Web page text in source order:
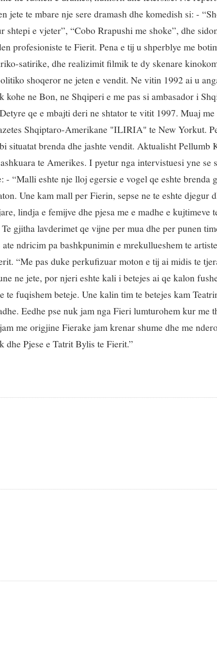
jete te mbare nje sere dramash dhe komedish si: -
e vjeter”, “Cobo Rrapushi me shoke”, dhe
profesioniste te Fierit. Pena e tij u shperblye me
satirike, dhe realizimit filmik te dy skenare
shoqeror ne jeten e vendit. Ne vitin 1992 ai u
ne Bon, ne Shqiperi e me pas si ambasador i
qe e mbajti deri ne shtator te vitit 1997. Muaj me
Shqiptaro-Amerikane "ILIRIA" te New Yorkut.
situatat brenda dhe jashte vendit. Aktualisht Pellumb
te Amerikes. I pyetur nga intervistuesi yne se
“Malli eshte nje lloj egersie e vogel qe eshte brenda
Une kam mall per Fierin, sepse ne te eshte djegur
lindja e femijve dhe pjesa me e madhe e kujtimeve
gjitha lavderimet qe vijne per mua dhe per punen
ndricim pa bashkpunimin e mrekullueshem te
“Me pas duke perkufizuar moton e tij ai midis te
ne jete, por njeri eshte kali i betejes ai qe kalon
te fuqishem beteje. Une kalin tim te betejes kam
Eedhe pse nuk jam nga Fieri lumturohem kur me
me origjine Fierake jam krenar shume dhe me
dhe Pjese e Tatrit Bylis te Fierit.”